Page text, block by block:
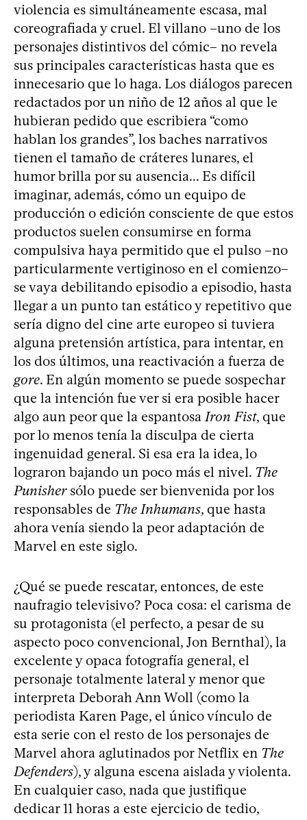
violencia es simultáneamente escasa, mal
coreografiada y cruel. El villano –uno de los
personajes distintivos del cómic– no revela
sus principales características hasta que es
innecesario que lo haga. Los diálogos parecen
redactados por un niño de 12 años al que le
hubieran pedido que escribiera “como
hablan los grandes”, los baches narrativos
tienen el tamaño de cráteres lunares, el
humor brilla por su ausencia... Es difícil
imaginar, además, cómo un equipo de
producción o edición consciente de que estos
productos suelen consumirse en forma
compulsiva haya permitido que el pulso –no
particularmente vertiginoso en el comienzo–
se vaya debilitando episodio a episodio, hasta
llegar a un punto tan estático y repetitivo que
sería digno del cine arte europeo si tuviera
alguna pretensión artística, para intentar, en
los dos últimos, una reactivación a fuerza de
gore. En algún momento se puede sospechar
que la intención fue ver si era posible hacer
algo aun peor que la espantosa Iron Fist, que
por lo menos tenía la disculpa de cierta
ingenuidad general. Si esa era la idea, lo
lograron bajando un poco más el nivel. The
Punishersólo puede ser bienvenida por los
responsables de The Inhumans, que hasta
ahora venía siendo la peor adaptación de
Marvel en este siglo.
¿Qué se puede rescatar, entonces, de este
naufragio televisivo? Poca cosa: el carisma de
su protagonista (el perfecto, a pesar de su
aspecto poco convencional, Jon Bernthal), la
excelente y opaca fotografía general, el
personaje totalmente lateral y menor que
interpreta Deborah Ann Woll (como la
periodista Karen Page, el único vínculo de
esta serie con el resto de los personajes de
Marvel ahora aglutinados por Netflix en The
Defenders), y alguna escena aislada y violenta.
En cualquier caso, nada que justifique
dedicar 11 horas a este ejercicio de tedio,